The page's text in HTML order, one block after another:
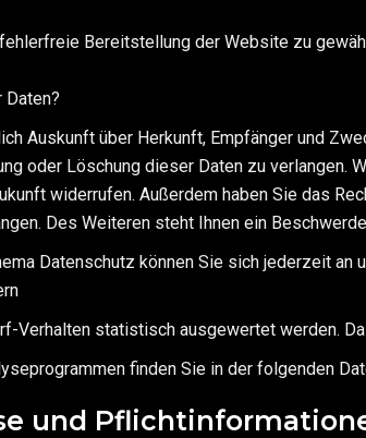
Bereitstellung der Website zu
Daten?
Auskunft über Herkunft, Empfänger und
oder Löschung dieser Daten zu verlangen.
widerrufen. Außerdem haben Sie das
Des Weiteren steht Ihnen ein
Datenschutz können Sie sich jederzeit an
Verhalten statistisch ausgewertet werden.
finden Sie in der folgenden
und